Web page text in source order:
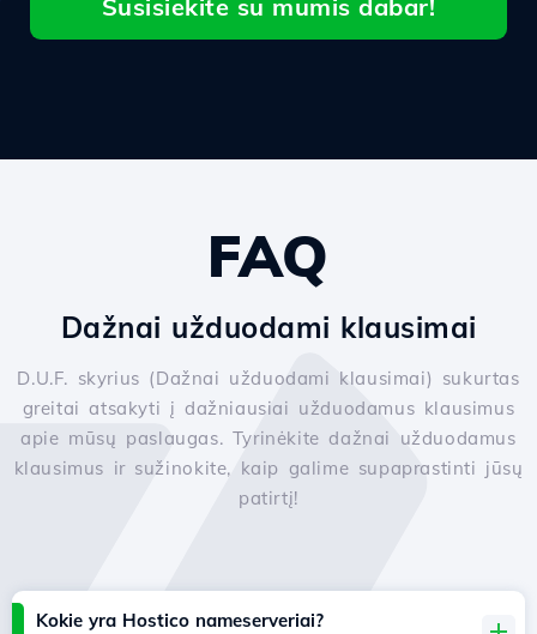
Susisiekite su mumis dabar!
FAQ
Dažnai užduodami klausimai
D.U.F. skyrius (Dažnai užduodami klausimai) sukurtas
greitai atsakyti į dažniausiai užduodamus klausimus
apie mūsų paslaugas. Tyrinėkite dažnai užduodamus
klausimus ir sužinokite, kaip galime supaprastinti jūsų
patirtį!
Kokie yra Hostico nameserveriai?